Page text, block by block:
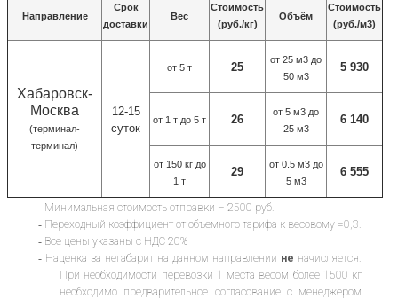
Направление
Срок
доставки
Вес
Стоимость
(руб./кг)
Объём
Стоимость
(руб./м3)
Хабаровск-
Москва
(терминал-
терминал)
12-15
суток
от 5 т 25
от 25 м3 до
50 м3
5 930
от 1 т до 5 т 26
от 5 м3 до
25 м3
6 140
от 150 кг до
1 т
29
от 0.5 м3 до
5 м3
6 555
- Минимальная стоимость отправки – 2500 руб.
- Переходный коэффициент от объемного тарифа к весовому =0,3.
- Все цены указаны с НДС 20%
- Наценка за негабарит на данном направлении не начисляется.
При необходимости перевозки 1 места весом более 1500 кг
необходимо предварительное согласование с менеджером